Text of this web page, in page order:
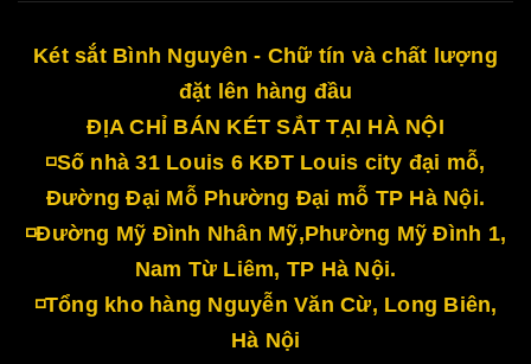
Két sắt Bình Nguyên - Chữ tín và chất lượng
đặt lên hàng đầu
ĐỊA CHỈ BÁN KÉT SẮT TẠI HÀ NỘI
◽Số nhà 31 Louis 6 KĐT Louis city đại mỗ,
Đường Đại Mỗ Phường Đại mỗ TP Hà Nội.
◽Đường Mỹ Đình Nhân Mỹ,Phường Mỹ Đình 1,
Nam Từ Liêm, TP Hà Nội.
◽Tổng kho hàng Nguyễn Văn Cừ, Long Biên,
Hà Nội